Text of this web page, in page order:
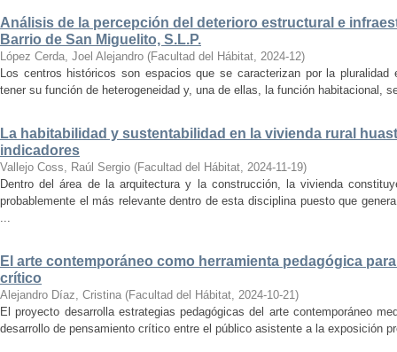
Análisis de la percepción del deterioro estructural e
Barrio de San Miguelito, S.L.P.
López Cerda, Joel Alejandro (Facultad del Hábitat, 2024-12)
Los centros históricos son espacios que se caracterizan por la
tener su función de heterogeneidad y, una de ellas, la función habitacional,
La habitabilidad y sustentabilidad en la vivienda rural
indicadores
Vallejo Coss, Raúl Sergio (Facultad del Hábitat, 2024-11-19)
Dentro del área de la arquitectura y la construcción, la vivienda
probablemente el más relevante dentro de esta disciplina puesto que
...
El arte contemporáneo como herramienta pedagógica
crítico
Alejandro Díaz, Cristina (Facultad del Hábitat, 2024-10-21)
El proyecto desarrolla estrategias pedagógicas del arte contemporáneo
desarrollo de pensamiento crítico entre el público asistente a la exposición